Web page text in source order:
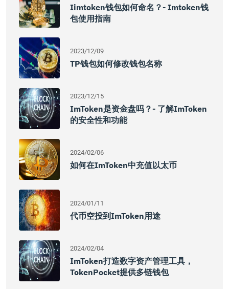
Iimtoken钱包如何命名？- Imtoken钱
包使用指南
2023/12/09
TP钱包如何修改钱包名称
2023/12/15
ImToken是资金盘吗？- 了解imToken
的安全性和功能
2024/02/06
如何在imToken中充值以太币
2024/01/11
代币空投到imToken用途
2024/02/04
ImToken打造数字资产管理工具，
TokenPocket提供多链钱包